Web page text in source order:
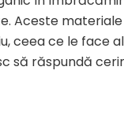
Aceste
ceea ce le face
să răspundă